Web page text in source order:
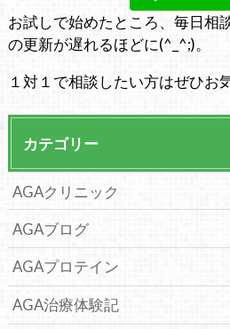
お試しで始めたところ、毎日相
の更新が遅れるほどに(^_^;)。
１対１で相談したい方はぜひお
カテゴリー
AGAクリニック
AGAブログ
AGAプロテイン
AGA治療体験記